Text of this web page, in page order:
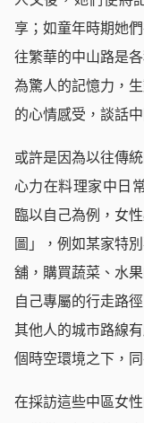
享；如童年時期她
往繁華的中山路是
為驚人的記憶力，
的心情感受，談話
或許是因為以往傳
心力在料理家中日
臨以自己為例，女
圖」，例如某家特
舖，購買蔬菜、水
自己專屬的行走路
其他人的城市路線
個時空環境之下，
在採訪這些中區女